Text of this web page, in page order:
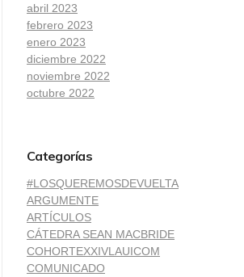
abril 2023
febrero 2023
enero 2023
diciembre 2022
noviembre 2022
octubre 2022
Categorías
#LOSQUEREMOSDEVUELTA
ARGUMENTE
ARTÍCULOS
CÁTEDRA SEAN MACBRIDE
COHORTEXXIVLAUICOM
COMUNICADO